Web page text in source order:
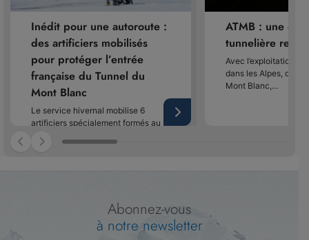
Inédit pour une autoroute :
des artificiers mobilisés
pour protéger l’entrée
française du Tunnel du
Mont Blanc
Le service hivernal mobilise 6
artificiers spécialement formés au
avalanches sur…
ATMB : une
tunnelière
Avec l’exploitation
dans les Alpes, dont
Mont Blanc,…
Abonnez-vous
à notre newsletter